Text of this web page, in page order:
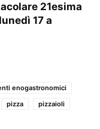
21esima
17 a
enogastronomici
pizza
pizzaioli